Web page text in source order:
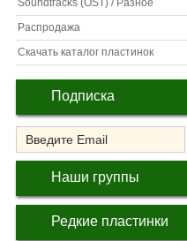
Soundtracks (OST) / Разное
Распродажа
Скачать каталог пластинок
Подписка
Наши группы
Редкие пластинки